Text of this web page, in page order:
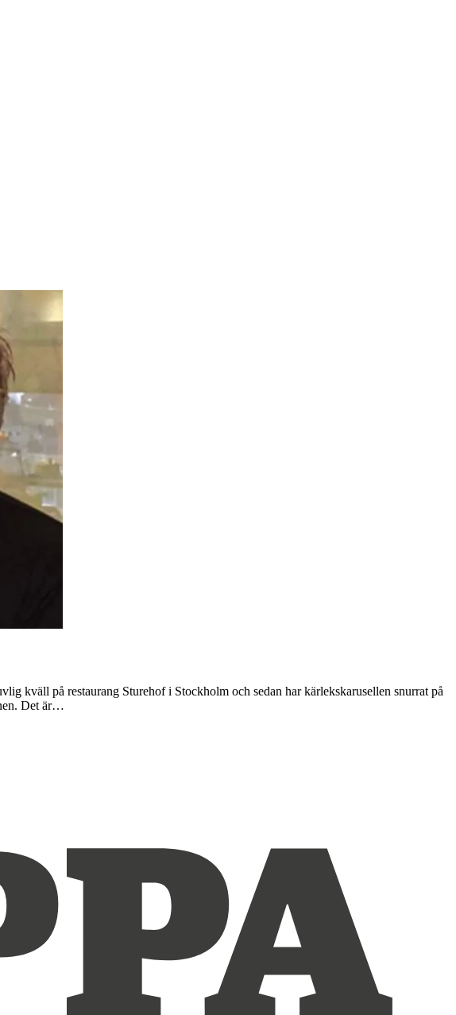
kväll på restaurang Sturehof i Stockholm och sedan har kärlekskarusellen snurrat på
Det är…